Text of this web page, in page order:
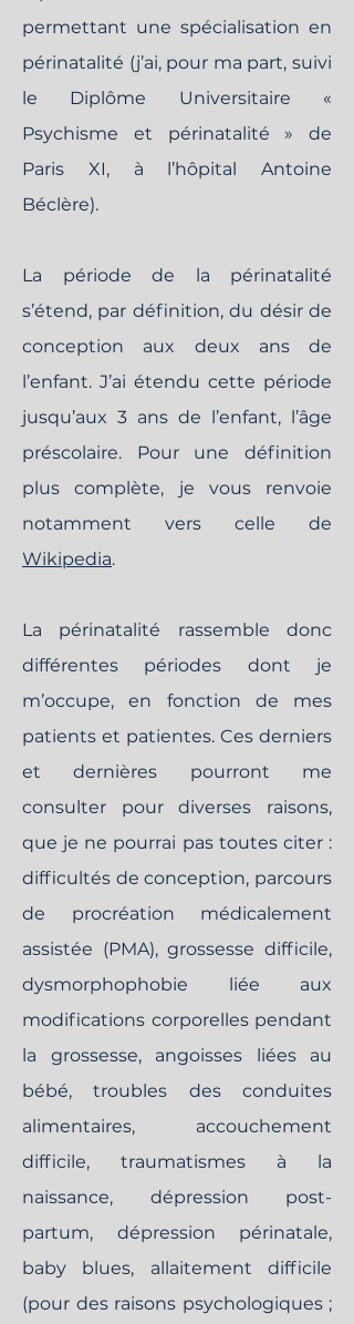
permettant une spécialisation en
périnatalité (j’ai, pour ma part, suivi
le Diplôme Universitaire «
Psychisme et périnatalité » de
Paris XI, à l’hôpital Antoine
Béclère).
La période de la périnatalité
s’étend, par définition, du désir de
conception aux deux ans de
l’enfant. J’ai étendu cette période
jusqu’aux 3 ans de l’enfant, l’âge
préscolaire. Pour une définition
plus complète, je vous renvoie
notamment vers celle de
Wikipedia.
La périnatalité rassemble donc
différentes périodes dont je
m’occupe, en fonction de mes
patients et patientes. Ces derniers
et dernières pourront me
consulter pour diverses raisons,
que je ne pourrai pas toutes citer :
difficultés de conception, parcours
de procréation médicalement
assistée (PMA), grossesse difficile,
dysmorphophobie liée aux
modifications corporelles pendant
la grossesse, angoisses liées au
bébé, troubles des conduites
alimentaires, accouchement
difficile, traumatismes à la
naissance, dépression post-
partum, dépression périnatale,
baby blues, allaitement difficile
(pour des raisons psychologiques ;